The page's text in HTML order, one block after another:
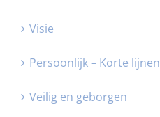
Visie
Persoonlijk – Korte lijnen
Veilig en geborgen